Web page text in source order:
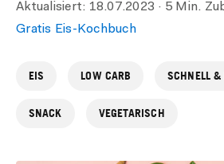
Aktualisiert: 18.07.2023 · 5 Min.
Gratis Eis-Kochbuch
EIS LOW CARB SCHNELL &
SNACK VEGETARISCH